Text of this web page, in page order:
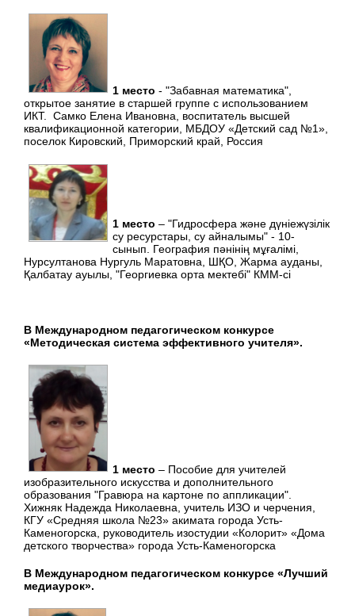
1 место - "Забавная математика",
открытое занятие в старшей группе с использованием
ИКТ. Самко Елена Ивановна, воспитатель высшей
квалификационной категории, МБДОУ «Детский сад №1»,
поселок Кировский, Приморский край, Россия
1 место – "Гидросфера және дүніежүзілік
су ресурстары, су айналымы" - 10-
сынып. География пәнінің мұғалімі,
Нурсултанова Нургуль Маратовна, ШҚО, Жарма ауданы,
Қалбатау ауылы, "Георгиевка орта мектебі" КММ-сі
В Международном педагогическом конкурсе
«Методическая система эффективного учителя».
1 место – Пособие для учителей
изобразительного искусства и дополнительного
образования "Гравюра на картоне по аппликации".
Хижняк Надежда Николаевна, учитель ИЗО и черчения,
КГУ «Средняя школа №23» акимата города Усть-
Каменогорска, руководитель изостудии «Колорит» «Дома
детского творчества» города Усть-Каменогорска
В Международном педагогическом конкурсе «Лучший
медиаурок».